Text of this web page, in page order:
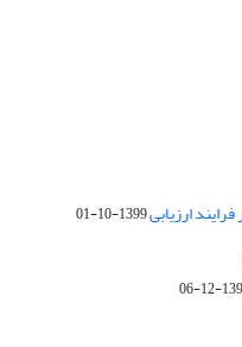
ارزیابی1399-10-01
1396-